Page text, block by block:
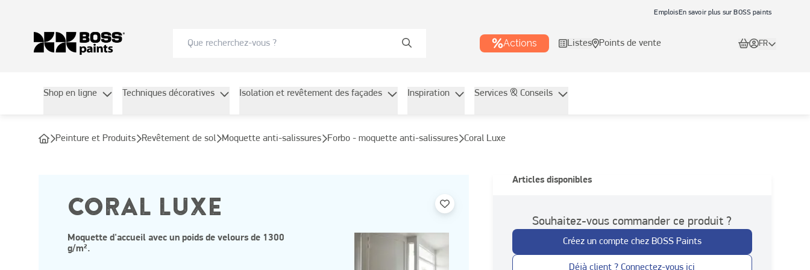
EmploisEn savoir plus sur BOSS paints
Actions Listes Points de vente FR
Shop en ligne Techniques décoratives Isolation et revêtement des façades Inspiration Services & Conseils
Peinture et Produits Revêtement de sol Moquette anti-salissures Forbo - moquette anti-salissures Coral Luxe
CORAL LUXE
Moquette d'accueil avec un poids de velours de 1300
g/m².
Articles disponibles
Souhaitez-vous commander ce produit ?
Créez un compte chez BOSS Paints
Déjà client ? Connectez-vous ici